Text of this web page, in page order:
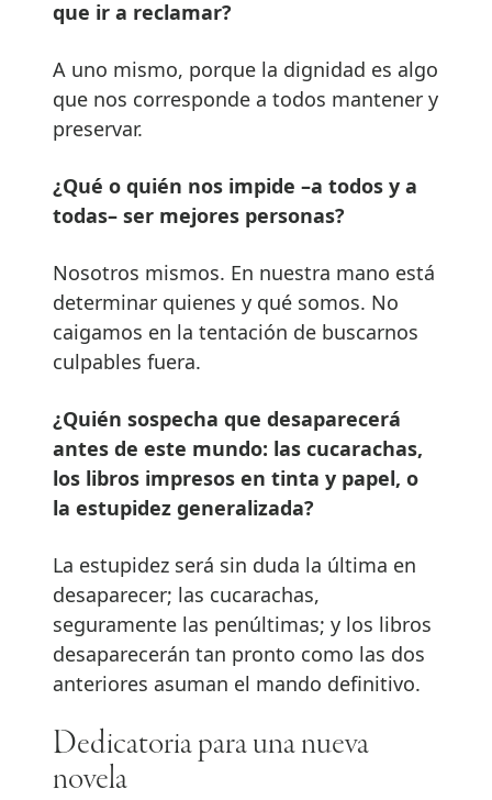
que ir a reclamar?
A uno mismo, porque la dignidad es algo
que nos corresponde a todos mantener y
preservar.
¿Qué o quién nos impide –a todos y a
todas– ser mejores personas?
Nosotros mismos. En nuestra mano está
determinar quienes y qué somos. No
caigamos en la tentación de buscarnos
culpables fuera.
¿Quién sospecha que desaparecerá
antes de este mundo: las cucarachas,
los libros impresos en tinta y papel, o
la estupidez generalizada?
La estupidez será sin duda la última en
desaparecer; las cucarachas,
seguramente las penúltimas; y los libros
desaparecerán tan pronto como las dos
anteriores asuman el mando definitivo.
Dedicatoria para una nueva
novela